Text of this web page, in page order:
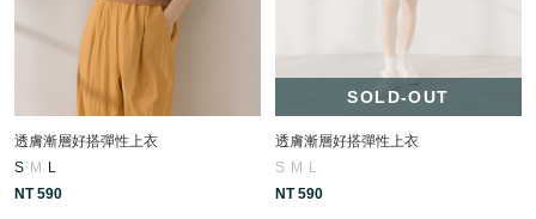
透膚漸層好搭彈性上衣
S M
L
NT 590
SOLD-OUT
透膚漸層好搭彈性上衣
S M
L
NT 590